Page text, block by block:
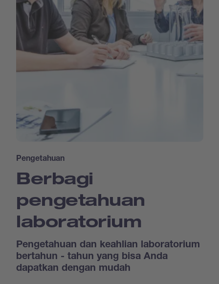
Pengetahuan
Berbagi
pengetahuan
laboratorium
Pengetahuan dan keahlian laboratorium
bertahun - tahun yang bisa Anda
dapatkan dengan mudah